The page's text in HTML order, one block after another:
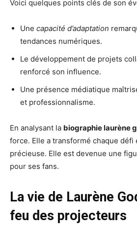
Voici quelques points clés de son
Une capacité d’adaptation
tendances numériques.
Le développement de projets
renforcé son influence.
Une présence médiatique
et professionnalisme.
En analysant la biographie laurène
force. Elle a transformé chaque défi
précieuse. Elle est devenue une
pour ses fans.
La vie de Laurène
feu des projecteurs